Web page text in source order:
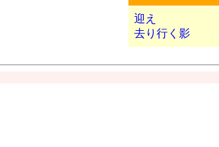
迎え
去り行く影